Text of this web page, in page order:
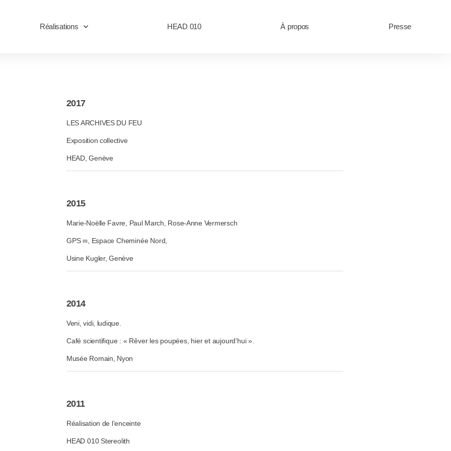
Réalisations HEAD 010 À propos Presse
2017
LES ARCHIVES DU FEU
Exposition collective
HEAD, Genève
2015
Marie-Noëlle Favre, Paul March, Rose-Anne Vermersch
GPS ∞, Espace Cheminée Nord,
Usine Kugler, Genève
2014
Veni, vidi, ludique.
Café scientifique : « Rêver les poupées, hier et aujourd’hui ».
Musée Romain, Nyon
2011
Réalisation de l’enceinte
HEAD 010 Stereolith